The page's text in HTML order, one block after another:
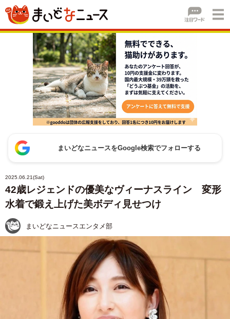
まいどなニュースをGoogle検索でフォローする
2025.06.21(Sat)
42歳レジェンドの優美なヴィーナスライン 変形
水着で鍛え上げた美ボディ見せつけ
まいどなニュースエンタメ部